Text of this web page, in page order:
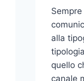
alla
quello
canale